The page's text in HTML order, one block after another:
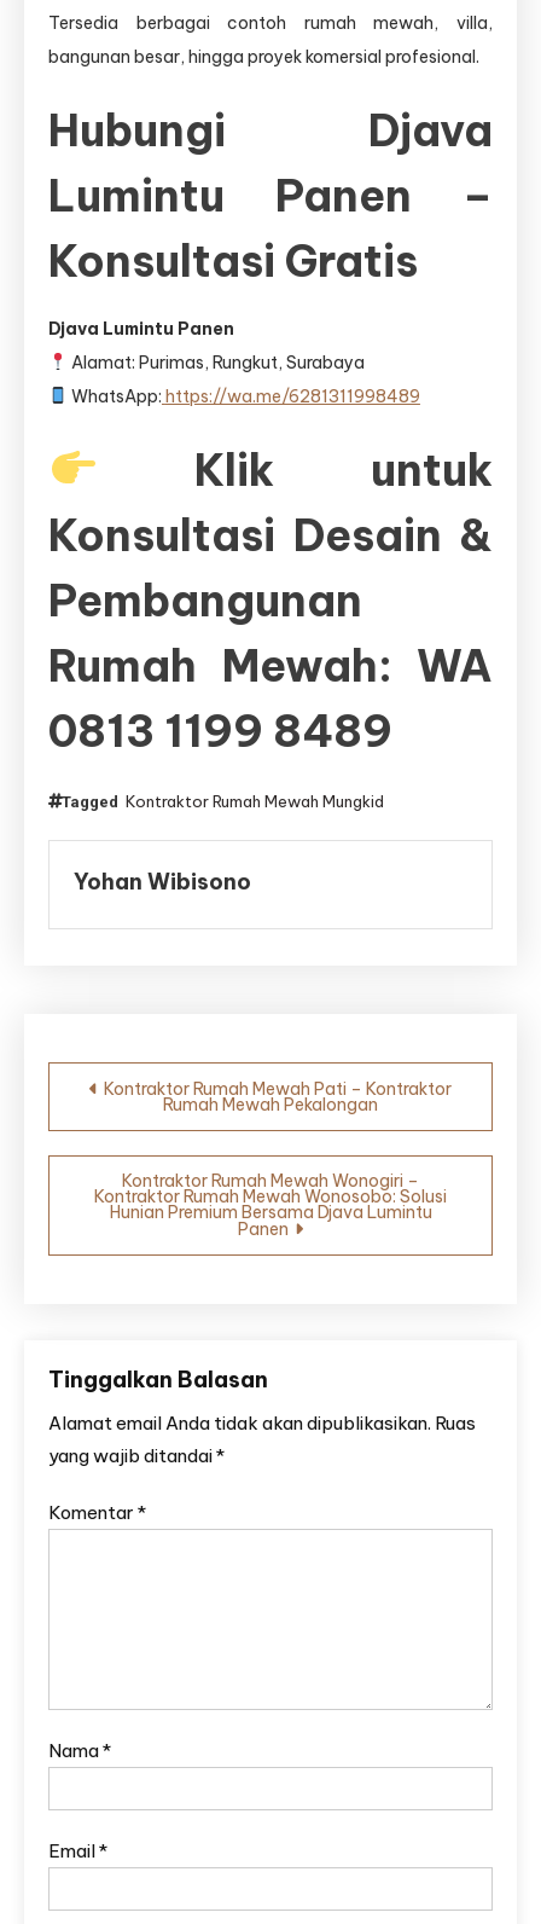
Tersedia berbagai contoh rumah mewah, villa,
bangunan besar, hingga proyek komersial profesional.
Hubungi Djava
Lumintu Panen –
Konsultasi Gratis
Djava Lumintu Panen
Alamat: Purimas, Rungkut, Surabaya
WhatsApp: https://wa.me/6281311998489
Klik untuk
Konsultasi Desain &
Pembangunan
Rumah Mewah: WA
0813 1199 8489
Tagged Kontraktor Rumah Mewah Mungkid
Yohan Wibisono
Navigasi
Kontraktor Rumah Mewah Pati – Kontraktor
Rumah Mewah Pekalongan
Kontraktor Rumah Mewah Wonogiri –
Kontraktor Rumah Mewah Wonosobo: Solusi
Hunian Premium Bersama Djava Lumintu
Panen
Tinggalkan Balasan
Alamat email Anda tidak akan dipublikasikan. Ruas
yang wajib ditandai*
Komentar *
Nama*
Email*